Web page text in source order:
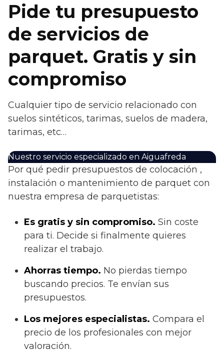
Pide tu presupuesto
de servicios de
parquet. Gratis y sin
compromiso
Cualquier tipo de servicio relacionado con
suelos sintéticos, tarimas, suelos de madera,
tarimas, etc…
Nuestro servicio especializado en Aiguafreda
Por qué pedir presupuestos de colocación ,
instalación o mantenimiento de parquet con
nuestra empresa de parquetistas:
Es gratis y sin compromiso. Sin coste
para ti. Decide si finalmente quieres
realizar el trabajo.
Ahorras tiempo. No pierdas tiempo
buscando precios. Te envían sus
presupuestos.
Los mejores especialistas. Compara el
precio de los profesionales con mejor
valoración.